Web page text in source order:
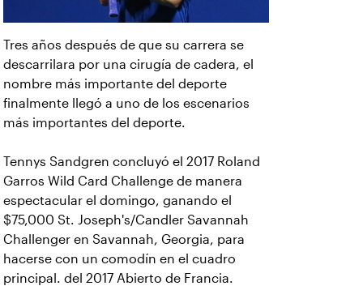
Tres años después de que su carrera se
descarrilara por una cirugía de cadera, el
nombre más importante del deporte
finalmente llegó a uno de los escenarios
más importantes del deporte.
Tennys Sandgren concluyó el 2017 Roland
Garros Wild Card Challenge de manera
espectacular el domingo, ganando el
$75,000 St. Joseph's/Candler Savannah
Challenger en Savannah, Georgia, para
hacerse con un comodín en el cuadro
principal. del 2017 Abierto de Francia.